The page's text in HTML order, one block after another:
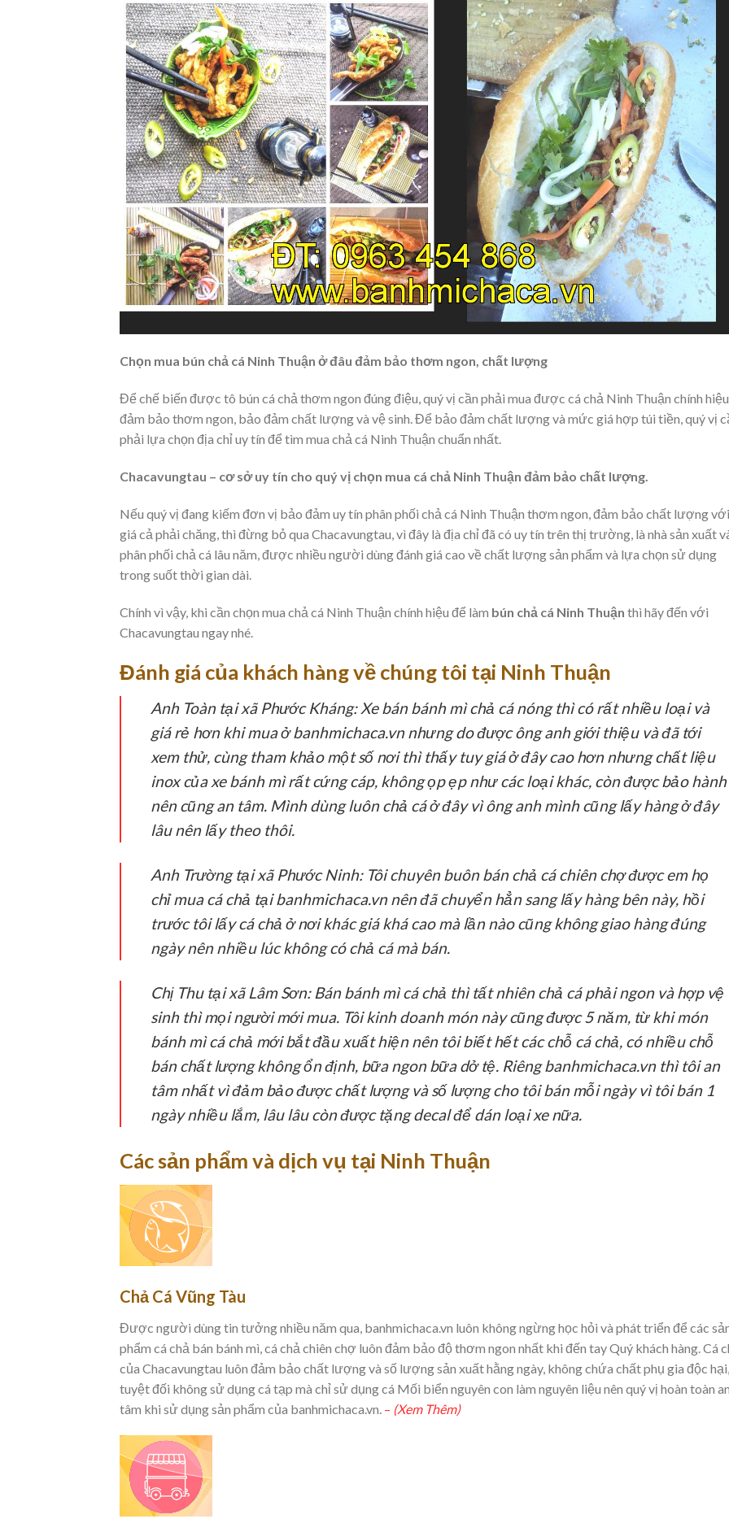
Chọn mua bún chả cá Ninh Thuận ở đâu đảm bảo thơm ngon, chất lượng
Để chế biến được tô bún cá chả thơm ngon đúng điệu, quý vị cần phải mua được cá chả Ninh Thuận chính
đảm bảo thơm ngon, bảo đảm chất lượng và vệ sinh. Để bảo đảm chất lượng và mức giá hợp túi tiền, quý vị
phải lựa chọn địa chỉ uy tín để tìm mua chả cá Ninh Thuận chuẩn nhất.
Chacavungtau – cơ sở uy tín cho quý vị chọn mua cá chả Ninh Thuận đảm bảo chất lượng.
Nếu quý vị đang kiếm đơn vị bảo đảm uy tín phân phối chả cá Ninh Thuận thơm ngon, đảm bảo chất lượng với
giá cả phải chăng, thì đừng bỏ qua Chacavungtau, vì đây là địa chỉ đã có uy tín trên thị trường, là nhà sản xuất
phân phối chả cá lâu năm, được nhiều người dùng đánh giá cao về chất lượng sản phẩm và lựa chọn sử dụng
trong suốt thời gian dài.
Chính vì vậy, khi cần chọn mua chả cá Ninh Thuận chính hiệu để làm bún chả cá Ninh Thuận thì hãy đến với
Chacavungtau ngay nhé.
Đánh giá của khách hàng về chúng tôi tại Ninh Thuận
Anh Toàn tại xã Phước Kháng:Xe bán bánh mì chả cá nóng thì có rất nhiều loại và
giá rẻ hơn khi mua ở banhmichaca.vn nhưng do được ông anh giới thiệu và đã tới
xem thử, cùng tham khảo một số nơi thì thấy tuy giá ở đây cao hơn nhưng chất liệu
inox của xe bánh mì rất cứng cáp, không ọp ẹp như các loại khác, còn được bảo hành
nên cũng an tâm. Mình dùng luôn chả cá ở đây vì ông anh mình cũng lấy hàng ở đây
lâu nên lấy theo thôi.
Anh Trường tại xã Phước Ninh:Tôi chuyên buôn bán chả cá chiên chợ được em họ
chỉ mua cá chả tại banhmichaca.vn nên đã chuyển hẳn sang lấy hàng bên này, hồi
trước tôi lấy cá chả ở nơi khác giá khá cao mà lần nào cũng không giao hàng đúng
ngày nên nhiều lúc không có chả cá mà bán.
Chị Thu tại xã Lâm Sơn:Bán bánh mì cá chả thì tất nhiên chả cá phải ngon và hợp vệ
sinh thì mọi người mới mua. Tôi kinh doanh món này cũng được 5 năm, từ khi món
bánh mì cá chả mới bắt đầu xuất hiện nên tôi biết hết các chỗ cá chả, có nhiều chỗ
bán chất lượng không ổn định, bữa ngon bữa dở tệ. Riêng banhmichaca.vn thì tôi an
tâm nhất vì đảm bảo được chất lượng và số lượng cho tôi bán mỗi ngày vì tôi bán 1
ngày nhiều lắm, lâu lâu còn được tặng decal để dán loại xe nữa.
Các sản phẩm và dịch vụ tại Ninh Thuận
Chả Cá Vũng Tàu
Được người dùng tin tưởng nhiều năm qua, banhmichaca.vn luôn không ngừng học hỏi và phát triển để các
phẩm cá chả bán bánh mì, cá chả chiên chợ luôn đảm bảo độ thơm ngon nhất khi đến tay Quý khách hàng. Cá
của Chacavungtau luôn đảm bảo chất lượng và số lượng sản xuất hằng ngày, không chứa chất phụ gia độc hại,
tuyệt đối không sử dụng cá tạp mà chỉ sử dụng cá Mối biển nguyên con làm nguyên liệu nên quý vị hoàn toàn
tâm khi sử dụng sản phẩm của banhmichaca.vn. – (Xem Thêm)